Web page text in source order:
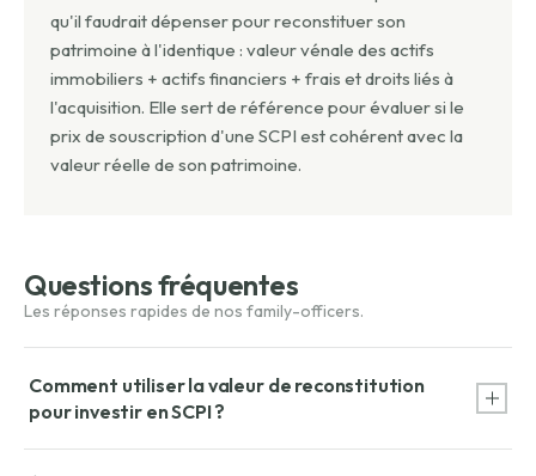
qu'il faudrait dépenser pour reconstituer son
patrimoine à l'identique : valeur vénale des actifs
immobiliers + actifs financiers + frais et droits liés à
l'acquisition. Elle sert de référence pour évaluer si le
prix de souscription d'une SCPI est cohérent avec la
valeur réelle de son patrimoine.
Questions fréquentes
Comment utiliser la valeur de reconstitution
pour investir en SCPI ?